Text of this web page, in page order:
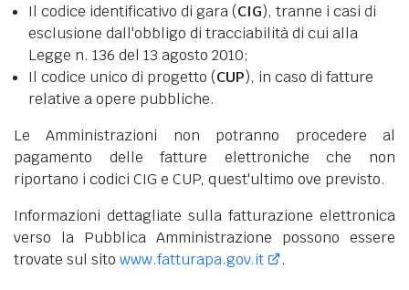
Il codice identificativo di gara (CIG), tranne i casi di
esclusione dall'obbligo di tracciabilità di cui alla
Legge n. 136 del 13 agosto 2010;
Il codice unico di progetto (CUP), in caso di fatture
relative a opere pubbliche.
Le Amministrazioni non potranno procedere al
pagamento delle fatture elettroniche che non
riportano i codici CIG e CUP, quest'ultimo ove previsto.
Informazioni dettagliate sulla fatturazione elettronica
verso la Pubblica Amministrazione possono essere
trovate sul sito www.fatturapa.gov.it .